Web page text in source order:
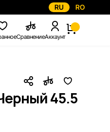
RU RO
СравнениеАккаунт
45.5